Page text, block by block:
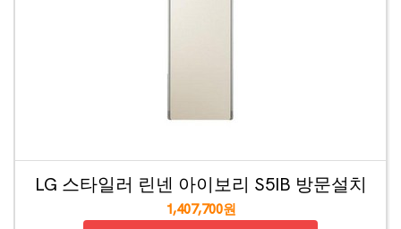
LG 스타일러 린넨 아이보리 S5IB 방문설치
1,407,700원